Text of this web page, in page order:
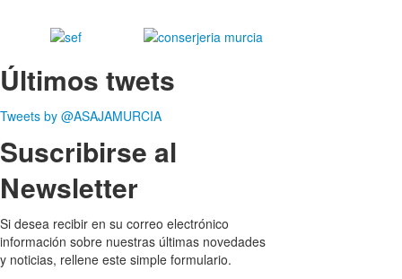
Últimos twets
Tweets by @ASAJAMURCIA
Suscribirse al
Newsletter
Si desea recibir en su correo electrónico
información sobre nuestras últimas novedades
y noticias, rellene este simple formulario.